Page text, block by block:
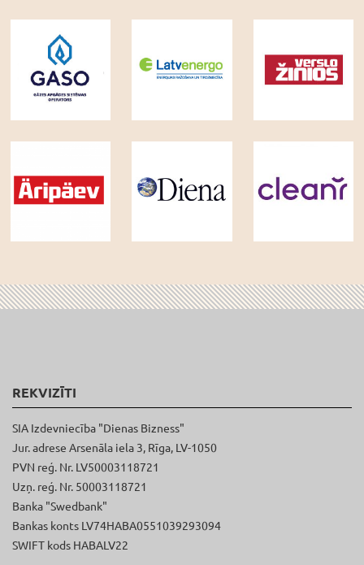
REKVIZĪTI
SIA Izdevniecība "Dienas Bizness"
Jur. adrese Arsenāla iela 3, Rīga, LV-1050
PVN reģ. Nr. LV50003118721
Uzņ. reģ. Nr. 50003118721
Banka "Swedbank"
Bankas konts LV74HABA0551039293094
SWIFT kods HABALV22